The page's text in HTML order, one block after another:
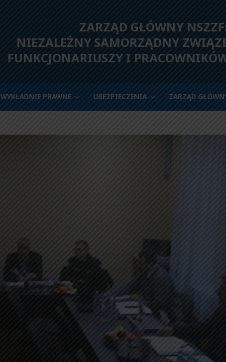
ZARZĄD GŁÓWNY
NIEZALEŻNY SAMORZĄDNY
FUNKCJONARIUSZY I
WYKŁADNIE PRAWNE UBEZPIECZENIA ZARZĄD